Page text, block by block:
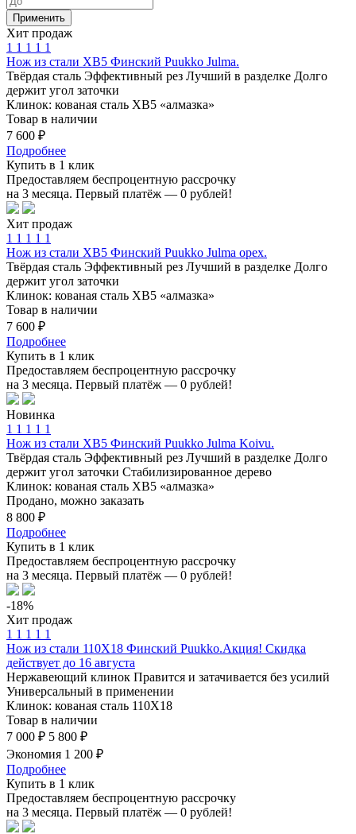
Хит продаж
1 1 1 1 1
Нож из стали ХВ5 Финский Puukko Julma.
Твёрдая сталь Эффективный рез Лучший в разделке Долго
держит угол заточки
Клинок: кованая сталь ХВ5 «алмазка»
Товар в наличии
7 600 ₽
Подробнее
Купить в 1 клик
Предоставляем беспроцентную рассрочку
на 3 месяца. Первый платёж — 0 рублей!
Хит продаж
1 1 1 1 1
Нож из стали ХВ5 Финский Puukko Julma орех.
Твёрдая сталь Эффективный рез Лучший в разделке Долго
держит угол заточки
Клинок: кованая сталь ХВ5 «алмазка»
Товар в наличии
7 600 ₽
Подробнее
Купить в 1 клик
Предоставляем беспроцентную рассрочку
на 3 месяца. Первый платёж — 0 рублей!
Новинка
1 1 1 1 1
Нож из стали ХВ5 Финский Puukko Julma Koivu.
Твёрдая сталь Эффективный рез Лучший в разделке Долго
держит угол заточки Стабилизированное дерево
Клинок: кованая сталь ХВ5 «алмазка»
Продано, можно заказать
8 800 ₽
Подробнее
Купить в 1 клик
Предоставляем беспроцентную рассрочку
на 3 месяца. Первый платёж — 0 рублей!
-18%
Хит продаж
1 1 1 1 1
Нож из стали 110Х18 Финский Puukko.Акция! Скидка
действует до 16 августа
Нержавеющий клинок Правится и затачивается без усилий
Универсальный в применении
Клинок: кованая сталь 110Х18
Товар в наличии
7 000 ₽ 5 800 ₽
Экономия 1 200 ₽
Подробнее
Купить в 1 клик
Предоставляем беспроцентную рассрочку
на 3 месяца. Первый платёж — 0 рублей!